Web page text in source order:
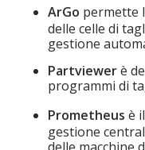
ArGo permette
delle celle di
gestione
Partviewerè
programmi di
Prometheus è il
gestione